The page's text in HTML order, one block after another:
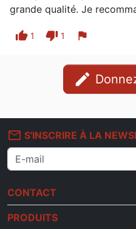
grande qualité. Je
thumb_up 1 thumb_down 1 flag
edit
mail_outline S'INSCRIRE À LA
CONTACT
PRODUITS